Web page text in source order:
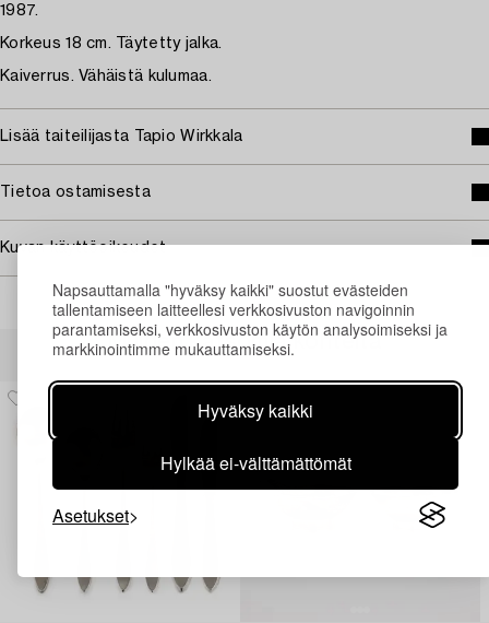
Napsauttamalla "hyväksy kaikki" suostut evästeiden
tallentamiseen laitteellesi verkkosivuston navigoinnin
parantamiseksi, verkkosivuston käytön analysoimiseksi ja
markkinointimme mukauttamiseksi.
Hyväksy kaikki
Hylkää ei-välttämättömät
Asetukset
1987.
Korkeus 18 cm. Täytetty jalka.
Kaiverrus. Vähäistä kulumaa.
Lisää taiteilijasta Tapio Wirkkala
Tietoa ostamisesta
Kuvan käyttöoikeudet
Muiden katsomia kohteita